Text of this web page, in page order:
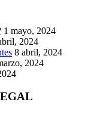
1 mayo, 2024
2024
8 abril, 2024
2024